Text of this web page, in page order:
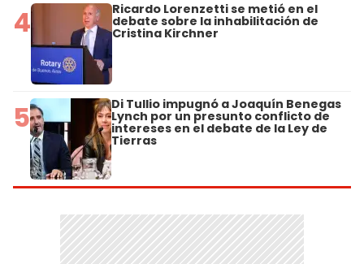
4 Ricardo Lorenzetti se metió en el
debate sobre la inhabilitación de
Cristina Kirchner
5 Di Tullio impugnó a Joaquín Benegas
Lynch por un presunto conflicto de
intereses en el debate de la Ley de
Tierras